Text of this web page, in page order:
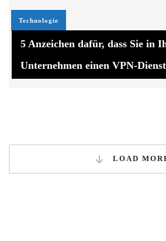
Technologie
5 Anzeichen dafür, dass Sie in
Unternehmen einen VPN-
LOAD